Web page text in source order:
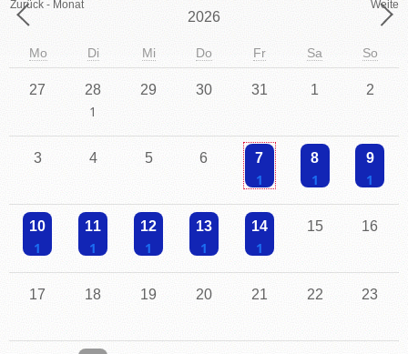
Zurück - Monat Weiter
Mo Di Mi Do Fr Sa So
27 28 29 30 31 1 2
3 4 5 6 7
Einzelne Veranstaltung
8 9
10 11 12 13 14 15 16
17 18 19 20 21 22 23